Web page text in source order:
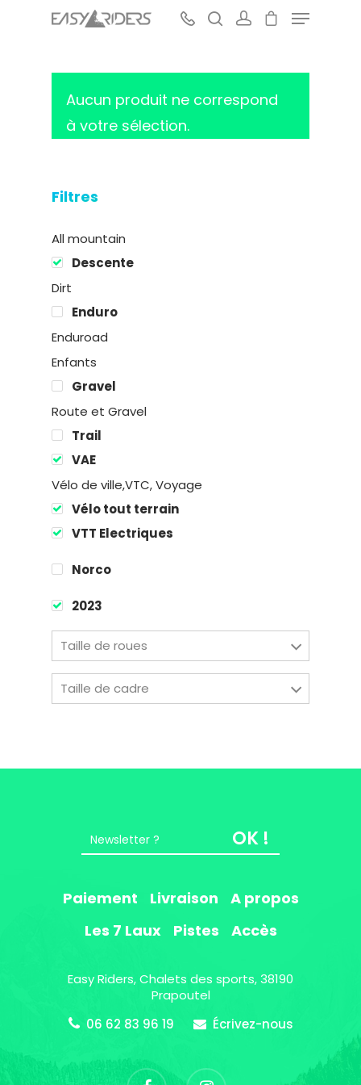
Hit enter to search or ESC to close
Filtres
All mountain
Descente
Dirt
Enduro
Enduroad
Enfants
Gravel
Route et Gravel
Trail
VAE
Vélo de ville,VTC, Voyage
Vélo tout terrain
VTT Electriques
Norco
2023
Taille de roues
Taille de cadre
Aucun produit ne correspond
à votre sélection.
OK !
Paiement Livraison
A propos
Les 7 Laux
Pistes Accès
Easy Riders, Chalets des sports, 38190
Prapoutel
06 62 83 96 19
Écrivez-nous
Easy Riders
Chalets des sports